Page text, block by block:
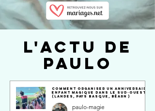
L'ACTU DE
PAULO
Comment organiser un anniversaire
enfant magique dans le Sud-Ouest ?
(Landes, Pays Basque, Béarn )
paulo-magie